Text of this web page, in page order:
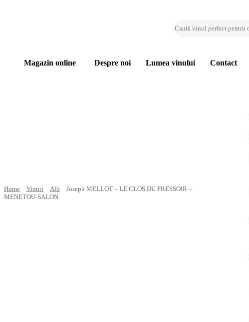
Magazin online Despre noi Lumea vinului Contact
Home Vinuri Alb
Joseph MELLOT – LE CLOS DU PRESSOIR –
MENETOU-SALON